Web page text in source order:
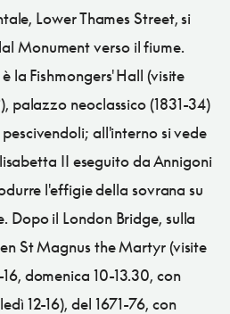
Lower Thames Street, si
Monument verso il fiume.
la Fishmongers' Hall (visite
palazzo neoclassico (1831-34)
all'interno si vede
II eseguito da Annigoni
l'effigie della sovrana su
Dopo il London Bridge, sulla
St Magnus the Martyr (visite
domenica 10-13.30, con
12-16), del 1671-76, con